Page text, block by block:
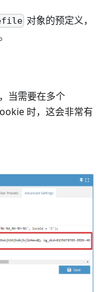
对象的预定义，
当需要在多个
时，这会非常有